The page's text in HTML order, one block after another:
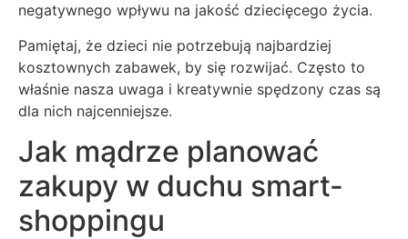
negatywnego wpływu na jakość dziecięcego życia.
Pamiętaj, że dzieci nie potrzebują najbardziej
kosztownych zabawek, by się rozwijać. Często to
właśnie nasza uwaga i kreatywnie spędzony czas są
dla nich najcenniejsze.
Jak mądrze planować
zakupy w duchu smart-
shoppingu